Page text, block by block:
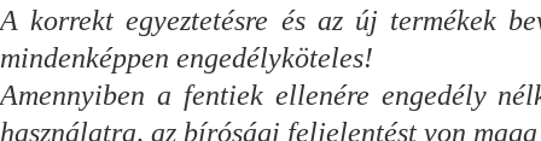
A korrekt egyeztetésre és az új termékek
mindenképpen engedélyköteles!
Amennyiben a fentiek ellenére engedély
használatra, az bírósági feljelentést von